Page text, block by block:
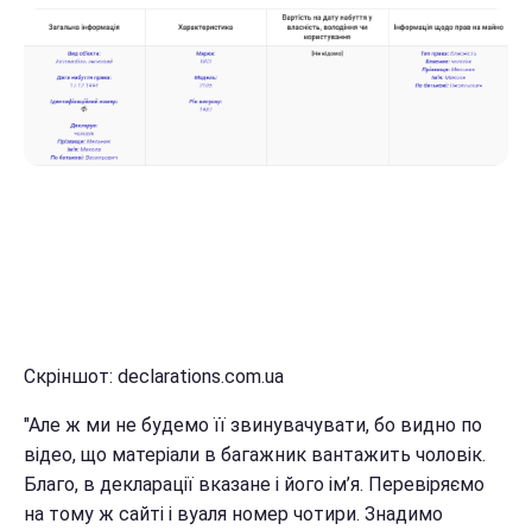
Скріншот: declarations.com.ua
"Але ж ми не будемо її звинувачувати, бо видно по
відео, що матеріали в багажник вантажить чоловік.
Благо, в декларації вказане і його ім’я. Перевіряємо
на тому ж сайті і вуаля номер чотири. Знадимо